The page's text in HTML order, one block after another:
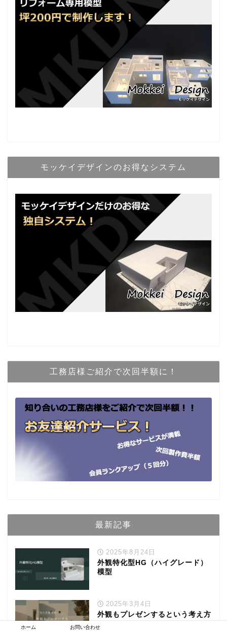
モッケイデザインのお得なシステム
工務店様ご紹介で次回半額に！
最新記事
2025年8月24日
外観特化型HG（ハイグレード）
模型
2025年3月4日
外観もプレゼンするという考え方
ホーム お問い合わせ